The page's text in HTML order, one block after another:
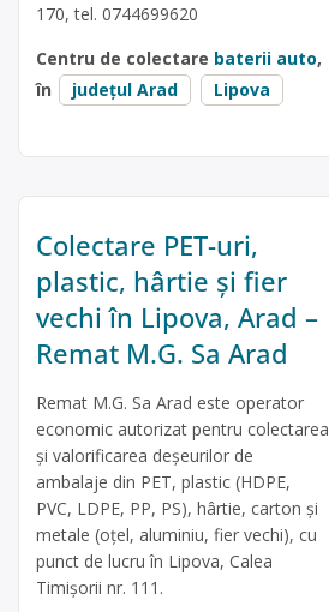
170, tel. 0744699620
Centru de colectare baterii auto,
în
județul Arad Lipova
Colectare PET-uri,
plastic, hârtie și fier
vechi în Lipova, Arad –
Remat M.G. Sa Arad
Remat M.G. Sa Arad este operator
economic autorizat pentru colectarea
și valorificarea deșeurilor de
ambalaje din PET, plastic (HDPE,
PVC, LDPE, PP, PS), hârtie, carton și
metale (oțel, aluminiu, fier vechi), cu
punct de lucru în Lipova, Calea
Timișorii nr. 111.